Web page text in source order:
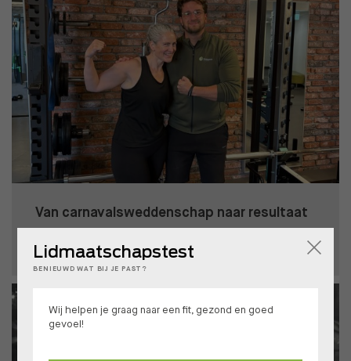
Van carnavalsweddenschap naar resultaat
Lidmaatschapstest
BENIEUWD WAT BIJ JE PAST?
Wij helpen je graag naar een fit, gezond en goed
gevoel!